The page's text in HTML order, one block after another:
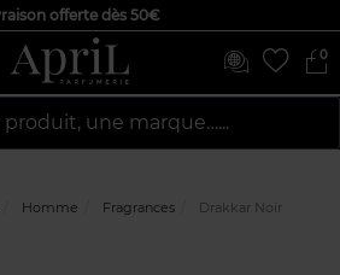
offerte dès 50€
0
une marque…...
Homme Fragrances Drakkar Noir